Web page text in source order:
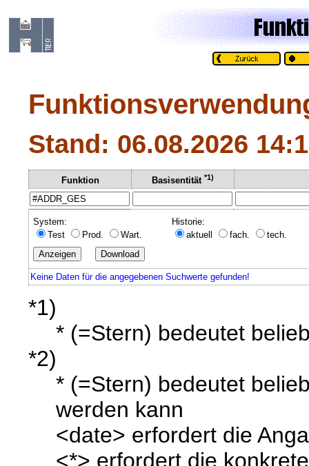
Stand: 06.08.2026
Funktion Basisentität *1)
System:
Test
Prod. Wart.
Historie:
aktuell
fach. tech.
Keine Daten für die angegebenen Suchwerte gefunden!
*1)
* (=Stern) bedeutet
*2)
* (=Stern) bedeutet
werden kann
<date> erfordert die
<*> erfordert die